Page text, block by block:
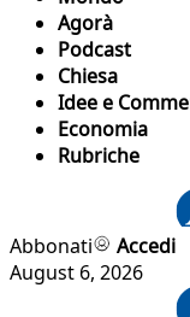
Agorà
Podcast
Chiesa
Idee e
Economia
Rubriche
Abbonati
Accedi
August 6, 2026